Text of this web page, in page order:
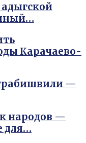
Карачаево-
—
народов —
для…